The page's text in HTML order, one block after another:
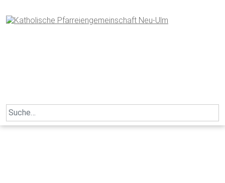
to
content
Search
for: